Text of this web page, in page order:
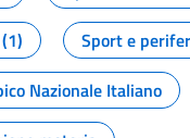
Sport e
Nazionale Italiano